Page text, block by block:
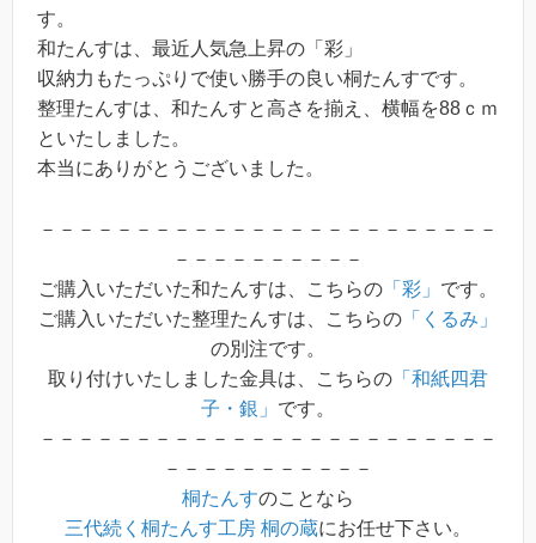
す。
和たんすは、最近人気急上昇の「彩」
収納力もたっぷりで使い勝手の良い桐たんすです。
整理たんすは、和たんすと高さを揃え、横幅を88ｃｍ
といたしました。
本当にありがとうございました。
－－－－－－－－－－－－－－－－－－－－－－－－
－－－－－－－－－－
ご購入いただいた和たんすは、こちらの 「彩」 です。
ご購入いただいた整理たんすは、こちらの 「くるみ」
の別注です。
取り付けいたしました金具は、こちらの 「和紙四君
子・銀」 です。
－－－－－－－－－－－－－－－－－－－－－－－－
－－－－－－－－－－－
桐たんすのことなら
三代続く桐たんす工房 桐の蔵にお任せ下さい。